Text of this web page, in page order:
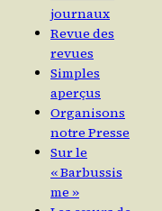
journaux
Revue des
revues
Simples
aperçus
Organisons
notre Presse
Sur le
« Barbussis
me »